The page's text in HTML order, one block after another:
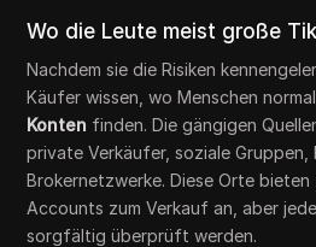
Wo die Leute meist große
Nachdem sie die Risiken
Käufer wissen, wo Menschen
Konten finden. Die gängigen
private Verkäufer, soziale Gruppen,
Brokernetzwerke. Diese Orte bieten
Accounts zum Verkauf an, aber
sorgfältig überprüft werden.